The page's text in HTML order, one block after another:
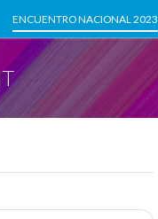
ENCUENTRO NACIONAL 2023